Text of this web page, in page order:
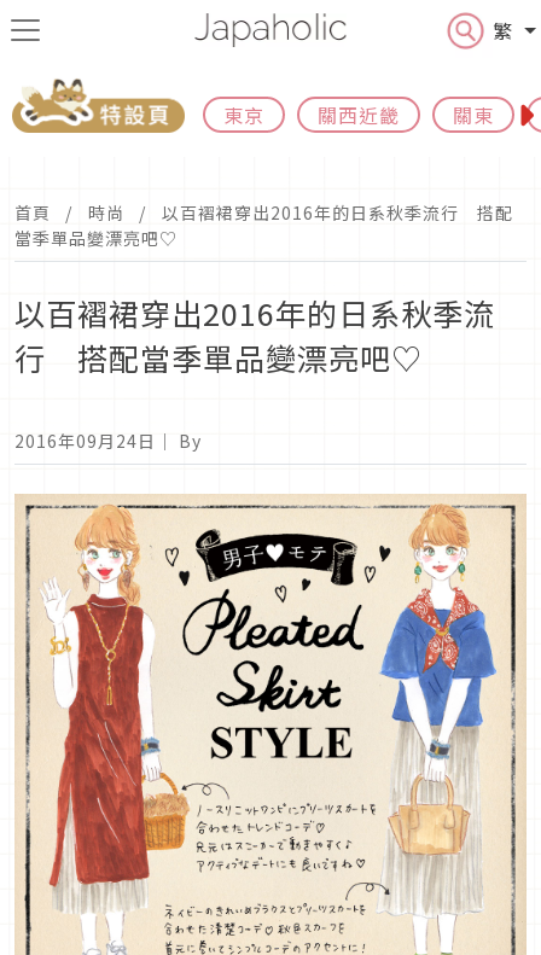
繁
東京 關西近畿 關東
首頁 時尚
以百褶裙穿出2016年的日系秋季流行 搭配
當季單品變漂亮吧♡
以百褶裙穿出2016年的日系秋季流
行 搭配當季單品變漂亮吧♡
2016年09月24日 ｜ By